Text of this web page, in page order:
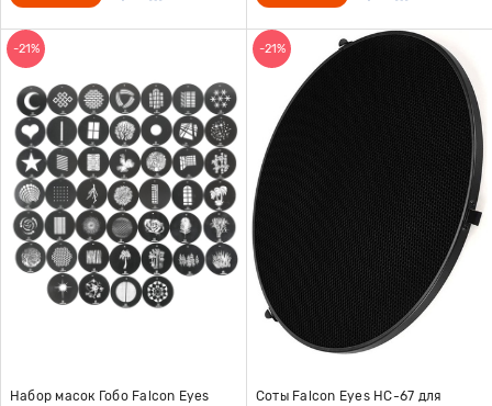
-21%
Набор масок Гобо Falcon Eyes
-21%
Соты Falcon Eyes HC-67 для